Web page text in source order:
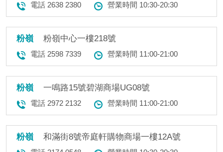
電話 2638 2380 營業時間 10:30-20:30
粉嶺 粉嶺中心一樓218號
電話 2598 7339 營業時間 11:00-21:00
粉嶺 一鳴路15號碧湖商場UG08號
電話 2972 2132 營業時間 11:00-21:00
粉嶺 和滿街8號帝庭軒購物商場一樓12A號